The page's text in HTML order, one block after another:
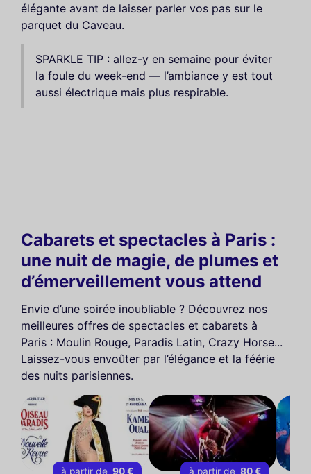
élégante avant de laisser parler vos pas sur le
parquet du Caveau.
SPARKLE TIP : allez-y en semaine pour éviter
la foule du week-end — l’ambiance y est tout
aussi électrique mais plus respirable.
Cabarets et spectacles à Paris :
une nuit de magie, de plumes et
d’émerveillement vous attend
Envie d’une soirée inoubliable ? Découvrez nos
meilleures offres de spectacles et cabarets à
Paris : Moulin Rouge, Paradis Latin, Crazy Horse...
Laissez-vous envoûter par l’élégance et la féérie
des nuits parisiennes.
à partir de 90 € à partir de 80 €